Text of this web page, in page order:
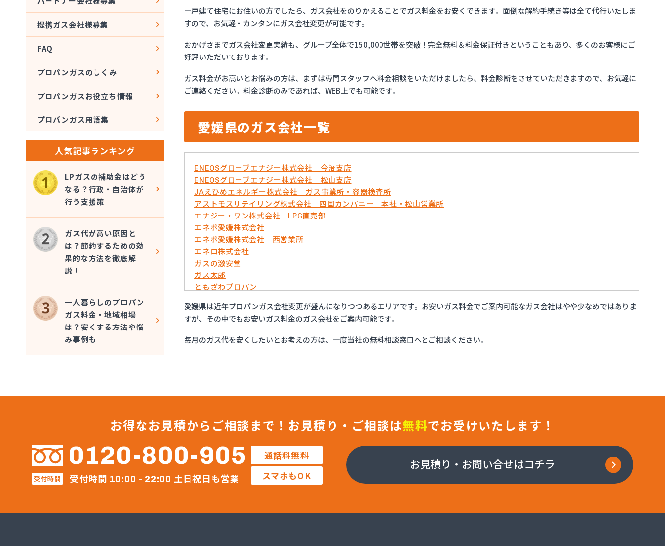
一戸建て住宅にお住いの方でしたら、ガス会社をのりかえることでガス料金をお安くできます。面倒な解約手続き等は全て代行いたしま
すので、お気軽・カンタンにガス会社変更が可能です。
おかげさまでガス会社変更実績も、グループ全体で150,000世帯を突破！完全無料＆料金保証付きということもあり、多くのお客様にご
好評いただいております。
ガス料金がお高いとお悩みの方は、まずは専門スタッフへ料金相談をいただけましたら、料金診断をさせていただきますので、お気軽に
ご連絡ください。料金診断のみであれば、WEB上でも可能です。
愛媛県のガス会社一覧
ENEOSグローブエナジー株式会社 今治支店
ENEOSグローブエナジー株式会社 松山支店
JAえひめエネルギー株式会社 ガス事業所・容器検査所
アストモスリテイリング株式会社 四国カンパニー 本社・松山営業所
エナジー・ワン株式会社 LPG直売部
エネポ愛媛株式会社
エネポ愛媛株式会社 西営業所
エネロ株式会社
ガスの激安堂
ガス太郎
ともざわプロパン
みづほ商店
一般社団法人愛媛県LPガス協会・お客様相談所
愛媛日商プロパン株式会社 松山営業所
旭物産株式会社
永田商事株式会社
越智燃料店
岡田燃料店
株式会社エイデン
株式会社フモト商会
株式会社愛媛ガスセンター
株式会社寺田商店
愛媛県は近年プロパンガス会社変更が盛んになりつつあるエリアです。お安いガス料金でご案内可能なガス会社はやや少なめではありま
すが、その中でもお安いガス料金のガス会社をご案内可能です。
毎月のガス代を安くしたいとお考えの方は、一度当社の無料相談窓口へとご相談ください。
提携ガス会社様募集
FAQ
プロパンガスのしくみ
プロパンガスお役立ち情報
プロパンガス用語集
人気記事ランキング
LPガスの補助金はどう
なる？行政・自治体が
行う支援策
ガス代が高い原因と
は？節約するための効
果的な方法を徹底解
説！
一人暮らしのプロパン
ガス料金・地域相場
は？安くする方法や悩
み事例も
お得なお見積からご相談まで！ お見積り・ご相談は無料でお受けいたします！
0120-800-905
受付時間 受付時間 10:00 - 22:00 土日祝日も営業
通話料無料
スマホもOK
お見積り・お問い合せはコチラ